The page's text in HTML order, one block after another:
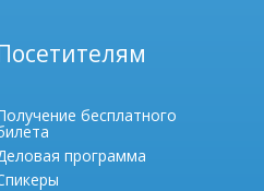
бесплатного
программа